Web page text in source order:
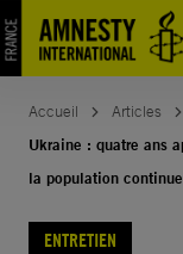
Aller
au
contenu
Accueil Articles
Ukraine : quatre ans
la population
ENTRETIEN